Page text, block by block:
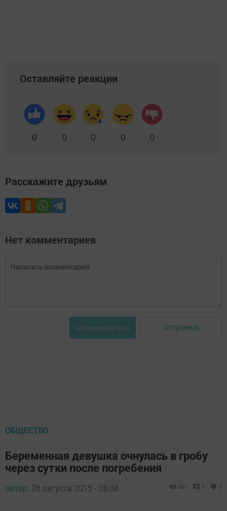
Оставляйте реакции
0 0 0 0 0
Расскажите друзьям
Нет комментариев
Авторизоваться Отправить
ОБЩЕСТВО
Беременная девушка очнулась в гробу
через сутки после погребения
автор, 26 августа 2015 - 08:38 831 0 0